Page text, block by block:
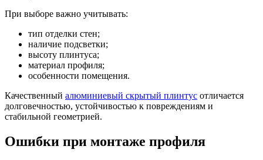
При выборе важно учитывать:
тип отделки стен;
наличие подсветки;
высоту плинтуса;
материал профиля;
особенности помещения.
Качественный алюминиевый скрытый плинтус отличается
долговечностью, устойчивостью к повреждениям и
стабильной геометрией.
Ошибки при монтаже профиля